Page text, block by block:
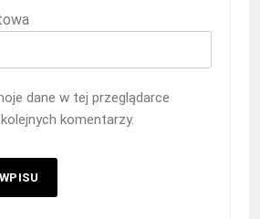
dane w tej przeglądarce
komentarzy.